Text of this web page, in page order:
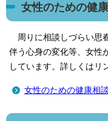
女性のための健
周りに相談しづらい思
伴う心身の変化等、女性
しています。詳しくはリ
女性のための健康相談